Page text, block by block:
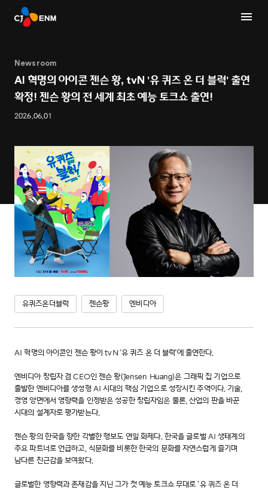
Newsroom
AI 혁명의 아이콘 젠슨 황, tvN '유 퀴즈 온 더 블럭' 출연
확정! 젠슨 황의 전 세계 최초 예능 토크쇼 출연!
2026.06.01
유퀴즈온더블럭 젠슨황 엔비디아
AI 혁명의 아이콘인 젠슨 황이 tvN '유 퀴즈 온 더 블럭'에 출연한다.
엔비디아 창립자 겸 CEO인 젠슨 황(Jensen Huang)은 그래픽 칩 기업으로
출발한 엔비디아를 생성형 AI 시대의 핵심 기업으로 성장시킨 주역이다. 기술,
경영 양면에서 영향력을 인정받은 성공한 창립자임은 물론, 산업의 판을 바꾼
시대의 설계자로 평가받는다.
젠슨 황의 한국을 향한 각별한 행보도 연일 화제다. 한국을 글로벌 AI 생태계의
주요 파트너로 언급하고, 식문화를 비롯한 한국의 문화를 자연스럽게 즐기며
남다른 친근감을 보여왔다.
글로벌한 영향력과 존재감을 지닌 그가 첫 예능 토크쇼 무대로 ‘유 퀴즈 온 더